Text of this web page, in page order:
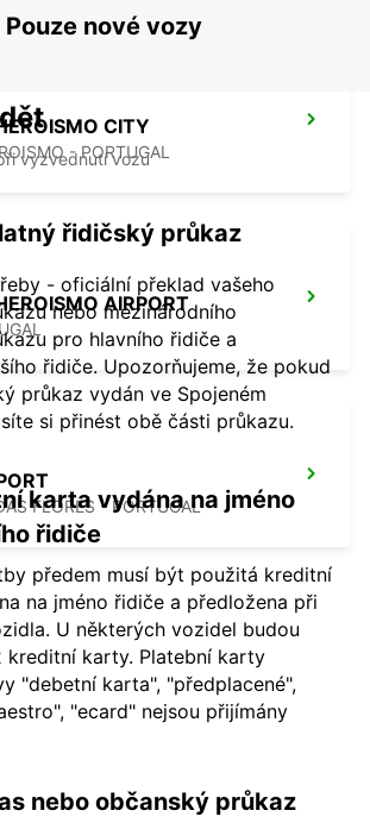
CITY
- PORTUGAL
AIRPORT
FLORES - PORTUGAL
Pouze nové vozy
vyzvednutí vozu
řidičský průkaz
- oficiální překlad vašeho
nebo mezinárodního
pro hlavního řidiče a
řidiče. Upozorňujeme, že pokud
průkaz vydán ve Spojeném
si přinést obě části průkazu.
karta vydána na jméno
řidiče
předem musí být použitá kreditní
na jméno řidiče a předložena při
U některých vozidel budou
kreditní karty. Platební karty
"debetní karta", "předplacené",
"ecard" nejsou přijímány
nebo občanský průkaz